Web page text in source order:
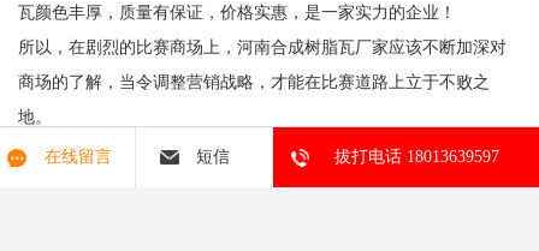
瓦颜色丰厚，质量有保证，价格实惠，是一家实力的企业！
所以，在剧烈的比赛商场上，河南合成树脂瓦厂家应该不断加深对
商场的了解，当令调整营销战略，才能在比赛道路上立于不败之
地。
四层覆膜树脂瓦生产线
在线留言 短信 拔打电话 18013639597